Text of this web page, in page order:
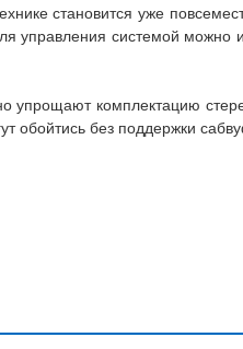
становится уже
управления системой можно
упрощают комплектацию
обойтись без поддержки